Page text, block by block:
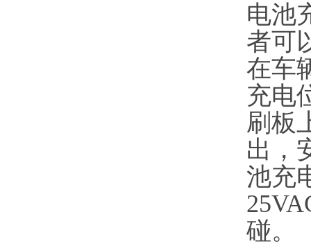
电池
者可
在车
充电
刷板
出，
池充
碰。